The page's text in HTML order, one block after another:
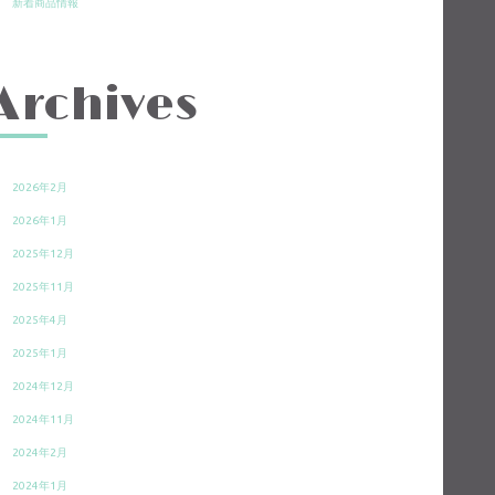
新着商品情報
2026年2月
2026年1月
2025年12月
2025年11月
2025年4月
2025年1月
2024年12月
2024年11月
2024年2月
2024年1月